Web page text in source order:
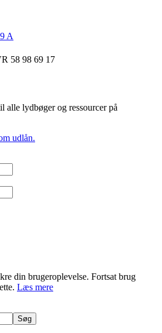
A
58 98 69 17
alle lydbøger og ressourcer på
udlån.
din brugeroplevelse. Fortsat brug
Læs mere